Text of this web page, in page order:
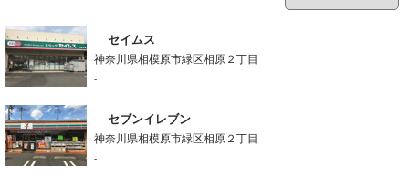
セイムス
神奈川県相模原市緑区相原２丁目
-
セブンイレブン
神奈川県相模原市緑区相原２丁目
-